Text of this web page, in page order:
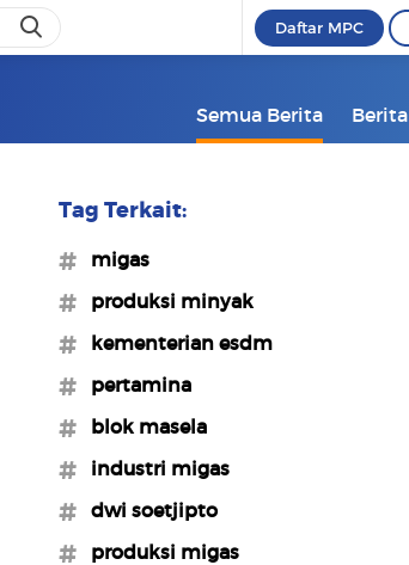
Daftar MPC
Semua Berita Berita
Tag Terkait:
#migas
#produksi minyak
#kementerian esdm
#pertamina
#blok masela
#industri migas
#dwi soetjipto
#produksi migas